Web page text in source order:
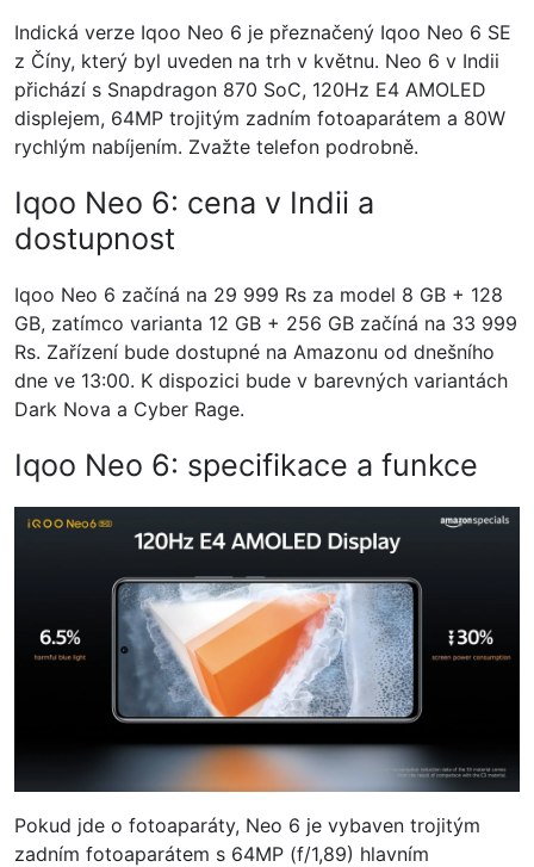
Indická verze Iqoo Neo 6 je přeznačený Iqoo Neo 6 SE
z Číny, který byl uveden na trh v květnu. Neo 6 v Indii
přichází s Snapdragon 870 SoC, 120Hz E4 AMOLED
displejem, 64MP trojitým zadním fotoaparátem a 80W
rychlým nabíjením. Zvažte telefon podrobně.
Iqoo Neo 6: cena v Indii a
dostupnost
Iqoo Neo 6 začíná na 29 999 Rs za model 8 GB + 128
GB, zatímco varianta 12 GB + 256 GB začíná na 33 999
Rs. Zařízení bude dostupné na Amazonu od dnešního
dne ve 13:00. K dispozici bude v barevných variantách
Dark Nova a Cyber ​​​​Rage.
Iqoo Neo 6: specifikace a funkce
Pokud jde o fotoaparáty, Neo 6 je vybaven trojitým
zadním fotoaparátem s 64MP (f/1,89) hlavním